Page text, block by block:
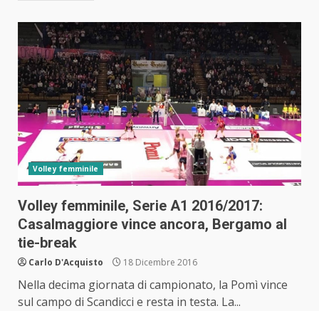
Volley femminile
Volley femminile, Serie A1 2016/2017:
Casalmaggiore vince ancora, Bergamo al
tie-break
Carlo D'Acquisto 18 Dicembre 2016
Nella decima giornata di campionato, la Pomì vince
sul campo di Scandicci e resta in testa. La...